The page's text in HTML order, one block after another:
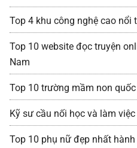
Top 4 khu công nghệ cao nổi
Top 10 website đọc truyện
Nam
Top 10 trường mầm non
Kỹ sư cầu nối học và làm
Top 10 phụ nữ đẹp nhất